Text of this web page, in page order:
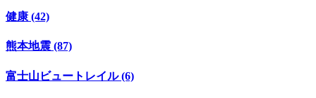
健康 (42)
熊本地震 (87)
富士山ビュートレイル (6)